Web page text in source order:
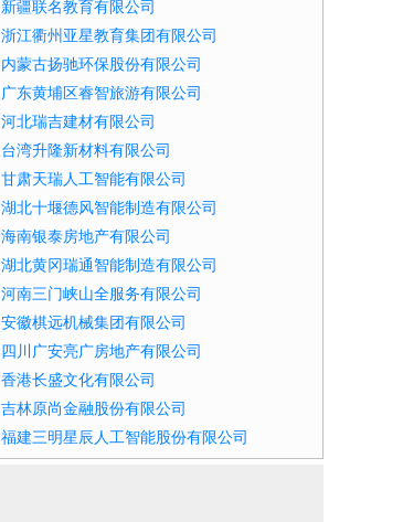
新疆联名教育有限公司
浙江衢州亚星教育集团有限公司
内蒙古扬驰环保股份有限公司
广东黄埔区睿智旅游有限公司
河北瑞吉建材有限公司
台湾升隆新材料有限公司
甘肃天瑞人工智能有限公司
湖北十堰德风智能制造有限公司
海南银泰房地产有限公司
湖北黄冈瑞通智能制造有限公司
河南三门峡山全服务有限公司
安徽棋远机械集团有限公司
四川广安亮广房地产有限公司
香港长盛文化有限公司
吉林原尚金融股份有限公司
福建三明星辰人工智能股份有限公司